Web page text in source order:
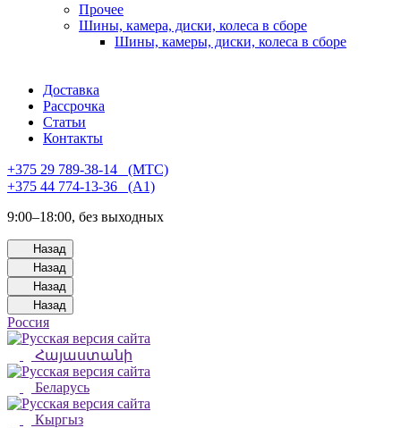
Прочее
Шины, камера, диски, колеса в сборе
Шины, камеры, диски, колеса в сборе
Доставка
Рассрочка
Статьи
Контакты
+375 29 789-38-14⠀(МТС)
+375 44 774-13-36⠀(А1)
9:00–18:00, без выходных
Назад
Назад
Назад
Назад
Россия
Հայաստանի
Беларусь
Кыргыз